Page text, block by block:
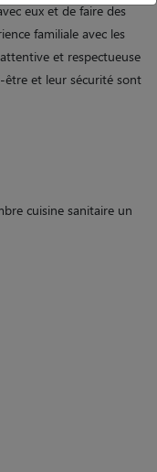
eux et de faire des
familiale avec les
et respectueuse
être et leur sécurité sont
cuisine sanitaire un